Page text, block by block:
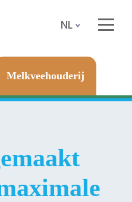
NL
Melkveehouderij